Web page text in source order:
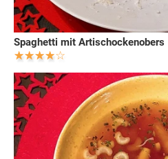
Spaghetti mit Artischockenobers